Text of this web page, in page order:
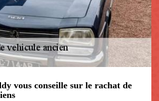
vous conseille sur le rachat de